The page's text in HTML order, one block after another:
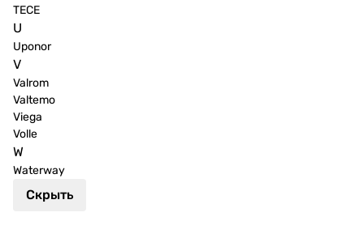
TECE
U
Uponor
V
Valrom
Valtemo
Viega
Volle
W
Waterway
Скрыть